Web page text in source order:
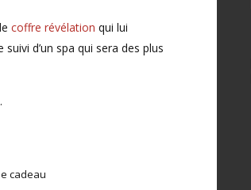
coffre révélation qui lui
d’un spa qui sera des plus
cadeau